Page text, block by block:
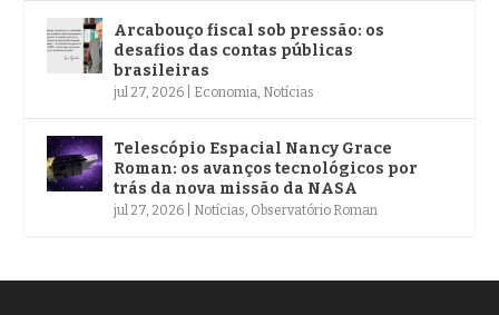
Arcabouço fiscal sob pressão: os
desafios das contas públicas
brasileiras
jul 27, 2026 Economia Notícias
Telescópio Espacial Nancy Grace
Roman: os avanços tecnológicos por
trás da nova missão da NASA
jul 27, 2026 Notícias Observatório Roman